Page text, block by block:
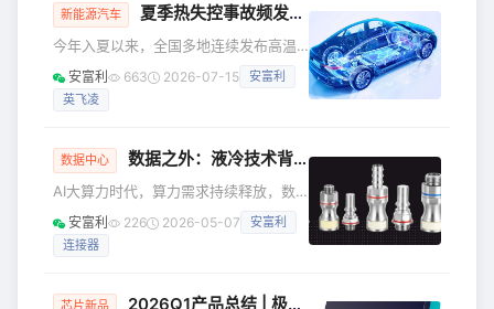
驱动冷暖自由——这不仅是技术的进
化，更是一场能源逻辑重构。 The
Business Research Company报告显
示：HVAC市场规模已从2024年的15.8
亿美元跃升至2025年的19.1亿美元，预
新能源汽车 夏季热失控事故频发，48V架构能否成为电动汽车的“救命稻草”？
今年入夏以来，全国多地连续发布高温
预警，电动汽车的“续航焦虑”再次被推上
风口浪尖——但这一次，焦点不再是电
度大幅跃升，传统的12V低压架构在驱动
电子水泵、冷却风扇、油泵等高功率附
件时早已捉襟见肘——“热”不再只是舒适
性问题，而是关乎整车安全与续航效率
的核心命门。正是在这一背景下，48V
安富利 663 2026-07-15
安富利
英飞凌
数据中心 数据之外：液冷技术背后的连接器创新
AI大算力时代，算力需求持续释放，数
据中心等基础设施建设不断提速，加之
政策端对高功耗智算中心的严苛能效要
通过详细分析技术数据，可以深入了解
安富利 226 2026-05-07
安富利
连接器
芯片新品 2026Q1产品总结 | 极海多款芯片齐发，全面赋能多元应用场景